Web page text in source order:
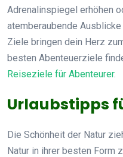
Adrenalinspiegel erhöhen
atemberaubende
Ziele bringen dein Herz
besten Abenteuerziele
Reiseziele für Abenteurer.
Urlaubstipps
Die Schönheit der Natur
Natur in ihrer besten Form